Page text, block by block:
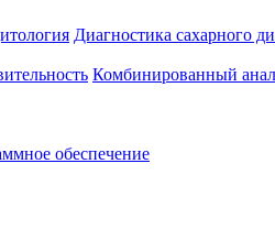
Диагностика сахарного
Комбинированный
обеспечение